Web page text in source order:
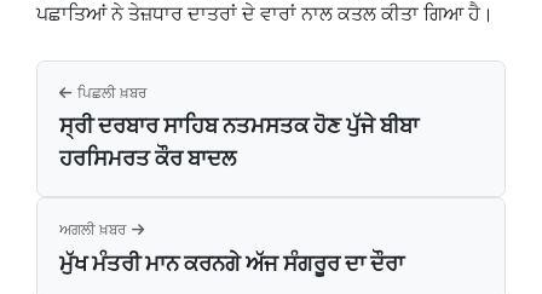
ਪਛਾਤਿਆਂ ਨੇ ਤੇਜ਼ਧਾਰ ਦਾਤਰਾਂ ਦੇ ਵਾਰਾਂ ਨਾਲ ਕਤਲ ਕੀਤਾ ਗਿਆ ਹੈ।
ਪਿਛਲੀ ਖ਼ਬਰ
ਸ੍ਰੀ ਦਰਬਾਰ ਸਾਹਿਬ ਨਤਮਸਤਕ ਹੋਣ ਪੁੱਜੇ ਬੀਬਾ
ਹਰਸਿਮਰਤ ਕੌਰ ਬਾਦਲ
ਅਗਲੀ ਖ਼ਬਰ
ਮੁੱਖ ਮੰਤਰੀ ਮਾਨ ਕਰਨਗੇ ਅੱਜ ਸੰਗਰੂਰ ਦਾ ਦੌਰਾ